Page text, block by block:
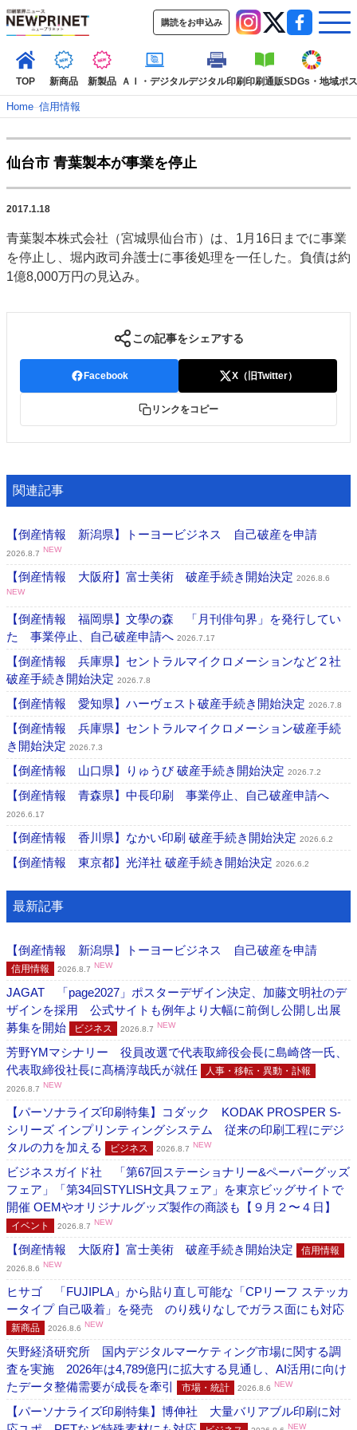
購読をお申込み
TOP 新商品 新製品 ＡＩ・デジタルデジタル印刷印刷通販SDGs・地域ポ
インタビュー
コレクション
新商品 新製品 ＡＩ・デジタル デジタル印刷
印刷通販
SDGs・地域
ポストプレス
特集・デジタル印刷 アイデアで勝負！ ～多様なビジネス・多彩な商材～
JAPAN PACK 2023 特集
2022 検査・校正特集
発刊案内
JFPI印刷用語集 印刷機材年鑑
運営
会社案内
購読・購入申し込み
サイトポリシー
お問い合わせ
Home–信用情報
仙台市 青葉製本が事業を停止
2017.1.18
青葉製本株式会社（宮城県仙台市）は、1月16日までに事業
を停止し、堀内政司弁護士に事後処理を一任した。負債は約
1億8,000万円の見込み。
この記事をシェアする
Facebook X（旧Twitter）
リンクをコピー
関連記事
【倒産情報 新潟県】トーヨービジネス 自己破産を申請
2026.8.7 NEW
【倒産情報 大阪府】富士美術 破産手続き開始決定 2026.8.6
NEW
【倒産情報 福岡県】文學の森 「月刊俳句界」を発行してい
た 事業停止、自己破産申請へ 2026.7.17
【倒産情報 兵庫県】セントラルマイクロメーションなど２社
破産手続き開始決定 2026.7.8
【倒産情報 愛知県】ハーヴェスト破産手続き開始決定 2026.7.8
【倒産情報 兵庫県】セントラルマイクロメーション破産手続
き開始決定 2026.7.3
【倒産情報 山口県】りゅうび 破産手続き開始決定 2026.7.2
【倒産情報 青森県】中長印刷 事業停止、自己破産申請へ
2026.6.17
【倒産情報 香川県】なかい印刷 破産手続き開始決定 2026.6.2
【倒産情報 東京都】光洋社 破産手続き開始決定 2026.6.2
最新記事
【倒産情報 新潟県】トーヨービジネス 自己破産を申請
信用情報 2026.8.7 NEW
JAGAT 「page2027」ポスターデザイン決定、加藤文明社のデ
ザインを採用 公式サイトも例年より大幅に前倒し公開し出展
募集を開始
ビジネス 2026.8.7 NEW
芳野YMマシナリー 役員改選で代表取締役会長に島崎啓一氏、
代表取締役社長に髙橋淳哉氏が就任
人事・移転・異動・訃報
2026.8.7 NEW
【パーソナライズ印刷特集】コダック KODAK PROSPER S-
シリーズ インプリンティングシステム 従来の印刷工程にデジ
タルの力を加える
ビジネス 2026.8.7 NEW
ビジネスガイド社 「第67回ステーショナリー&ペーパーグッズ
フェア」「第34回STYLISH文具フェア」を東京ビッグサイトで
開催 OEMやオリジナルグッズ製作の商談も【９月２〜４日】
イベント 2026.8.7 NEW
【倒産情報 大阪府】富士美術 破産手続き開始決定 信用情報
2026.8.6 NEW
ヒサゴ 「FUJIPLA」から貼り直し可能な「CPリーフ ステッカ
ータイプ 自己吸着」を発売 のり残りなしでガラス面にも対応
新商品 2026.8.6 NEW
矢野経済研究所 国内デジタルマーケティング市場に関する調
査を実施 2026年は4,789億円に拡大する見通し、AI活用に向け
たデータ整備需要が成長を牽引
市場・統計 2026.8.6 NEW
【パーソナライズ印刷特集】博伸社 大量バリアブル印刷に対
NEW